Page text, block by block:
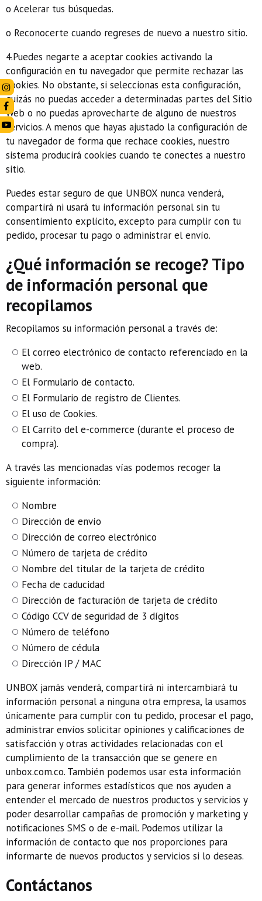
o Acelerar tus búsquedas.
o Reconocerte cuando regreses de nuevo a nuestro sitio.
4.Puedes negarte a aceptar cookies activando la
configuración en tu navegador que permite rechazar las
cookies. No obstante, si seleccionas esta configuración,
quizás no puedas acceder a determinadas partes del Sitio
Web o no puedas aprovecharte de alguno de nuestros
servicios. A menos que hayas ajustado la configuración de
tu navegador de forma que rechace cookies, nuestro
sistema producirá cookies cuando te conectes a nuestro
sitio.
Puedes estar seguro de que UNBOX nunca venderá,
compartirá ni usará tu información personal sin tu
consentimiento explícito, excepto para cumplir con tu
pedido, procesar tu pago o administrar el envío.
¿Qué información se recoge? Tipo
de información personal que
recopilamos
Recopilamos su información personal a través de:
El correo electrónico de contacto referenciado en la
web.
El Formulario de contacto.
El Formulario de registro de Clientes.
El uso de Cookies.
El Carrito del e-commerce (durante el proceso de
compra).
A través las mencionadas vías podemos recoger la
siguiente información:
Nombre
Dirección de envío
Dirección de correo electrónico
Número de tarjeta de crédito
Nombre del titular de la tarjeta de crédito
Fecha de caducidad
Dirección de facturación de tarjeta de crédito
Código CCV de seguridad de 3 dígitos
Número de teléfono
Número de cédula
Dirección IP / MAC
UNBOX jamás venderá, compartirá ni intercambiará tu
información personal a ninguna otra empresa, la usamos
únicamente para cumplir con tu pedido, procesar el pago,
administrar envíos solicitar opiniones y calificaciones de
satisfacción y otras actividades relacionadas con el
cumplimiento de la transacción que se genere en
unbox.com.co. También podemos usar esta información
para generar informes estadísticos que nos ayuden a
entender el mercado de nuestros productos y servicios y
poder desarrollar campañas de promoción y marketing y
notificaciones SMS o de e-mail. Podemos utilizar la
información de contacto que nos proporciones para
informarte de nuevos productos y servicios si lo deseas.
Contáctanos